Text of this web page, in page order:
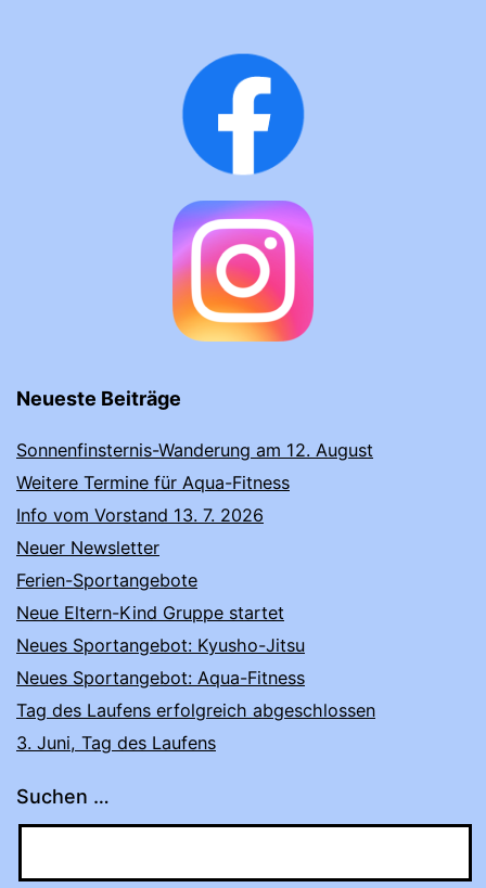
Neueste Beiträge
Sonnenfinsternis-Wanderung am 12. August
Weitere Termine für Aqua-Fitness
Info vom Vorstand 13. 7. 2026
Neuer Newsletter
Ferien-Sportangebote
Neue Eltern-Kind Gruppe startet
Neues Sportangebot: Kyusho-Jitsu
Neues Sportangebot: Aqua-Fitness
Tag des Laufens erfolgreich abgeschlossen
3. Juni, Tag des Laufens
Suchen …